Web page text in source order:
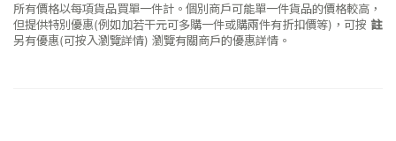
所有價格以每項貨品買單一件計。個別商戶可能單一件貨品的價格較高，
但提供特別優惠(例如加若干元可多購一件或購兩件有折扣價等)，可按 註
另有優惠(可按入瀏覽詳情)瀏覽有關商戶的優惠詳情。